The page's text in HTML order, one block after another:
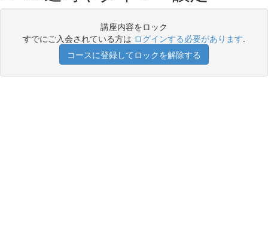
講座内容をロック
すでにご入会されている方は ログインする必要があります.
コースに登録してロックを解除する